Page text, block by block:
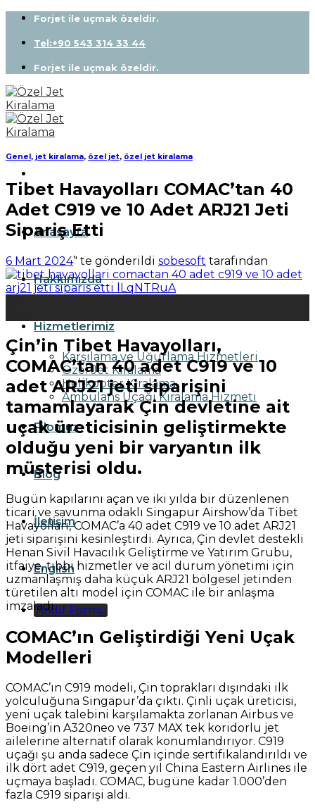
Skip
content
Forjet ile uçmak özeldir.
Tel:+90 543 314 33 44
Forjet ile uçmak özeldir.
Anasayfa
Hakkımızda
Hizmetlerimiz
Karşılama ve Uğurlama Hizmetleri
Özel Jet Kiralama
Helikopter Kiralama
Ambulans Uçağı Kiralama Hizmeti
Filomuz
Blog
İletişim
English
Teklif Formu
Genel, jet kiralama, özel jet, özel jet kiralama
Tibet Havayolları COMAC’tan 40
Adet C919 ve 10 Adet ARJ21 Jeti
Sipariş Etti
6 Mart 2024’' te gönderildi sobesoft tarafından
Çin’in Tibet Havayolları,
COMAC’tan 40 adet C919 ve 10
adet ARJ21 jeti siparişini
tamamlayarak Çin devletine ait
uçak üreticisinin geliştirmekte
olduğu yeni bir varyantın ilk
müşterisi oldu.
Bugün kapılarını açan ve iki yılda bir düzenlenen
ticari ve savunma odaklı Singapur Airshow’da Tibet
Havayolları, COMAC’a 40 adet C919 ve 10 adet ARJ21
jeti siparişini kesinleştirdi. Ayrıca, Çin devlet destekli
Henan Sivil Havacılık Geliştirme ve Yatırım Grubu,
itfaiye, tıbbi hizmetler ve acil durum yönetimi için
uzmanlaşmış daha küçük ARJ21 bölgesel jetinden
türetilen altı model için COMAC ile bir anlaşma
imzaladı.
COMAC’ın Geliştirdiği Yeni Uçak
Modelleri
COMAC’ın C919 modeli, Çin toprakları dışındaki ilk
yolculuğuna Singapur’da çıktı. Çinli uçak üreticisi,
yeni uçak talebini karşılamakta zorlanan Airbus ve
Boeing’in A320neo ve 737 MAX tek koridorlu jet
ailelerine alternatif olarak konumlandırıyor. C919
uçağı şu anda sadece Çin içinde sertifikalandırıldı ve
ilk dört adet C919, geçen yıl China Eastern Airlines ile
uçmaya başladı. COMAC, bugüne kadar 1.000’den
fazla C919 siparişi aldı.